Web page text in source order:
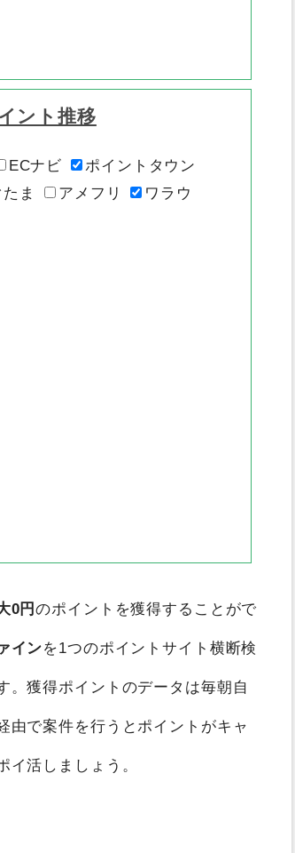
ント推移
0円のポイントを獲得することがで
インを1つのポイントサイト横断検
獲得ポイントのデータは毎朝自